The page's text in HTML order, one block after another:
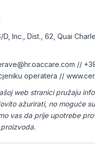
D, Inc., Dist., 62, Quai
//
operatera //
web stranici pružaju
ažurirati, no moguće
vas da prije upotrebe